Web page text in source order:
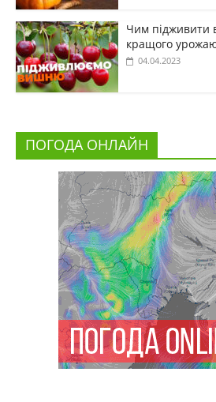
Чим
кращого
04.04.2023
ПОГОДА ОНЛАЙН